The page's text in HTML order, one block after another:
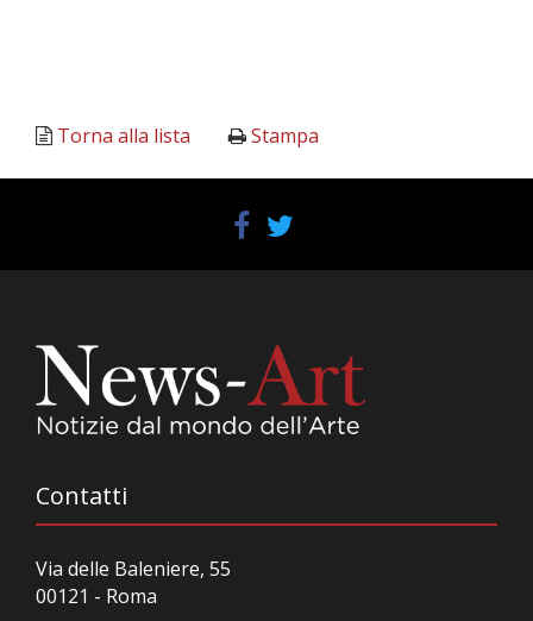
Torna alla lista Stampa
Contatti
Via delle Baleniere, 55
00121 - Roma